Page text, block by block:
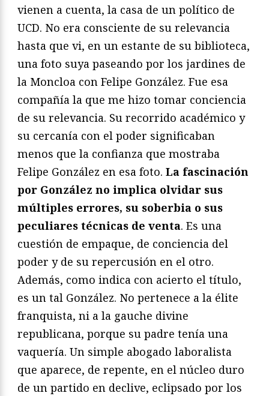
vienen a cuenta, la casa de un político de
UCD. No era consciente de su relevancia
hasta que vi, en un estante de su biblioteca,
una foto suya paseando por los jardines de
la Moncloa con Felipe González. Fue esa
compañía la que me hizo tomar conciencia
de su relevancia. Su recorrido académico y
su cercanía con el poder significaban
menos que la confianza que mostraba
Felipe González en esa foto. La fascinación
por González no implica olvidar sus
múltiples errores, su soberbia o sus
peculiares técnicas de venta. Es una
cuestión de empaque, de conciencia del
poder y de su repercusión en el otro.
Además, como indica con acierto el título,
es un tal González. No pertenece a la élite
franquista, ni a la gauche divine
republicana, porque su padre tenía una
vaquería. Un simple abogado laboralista
que aparece, de repente, en el núcleo duro
de un partido en declive, eclipsado por los